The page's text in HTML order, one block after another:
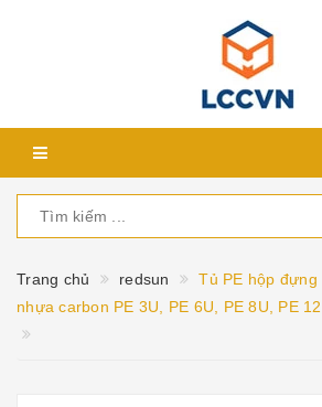
Trang chủ redsun
Tủ PE hộp
nhựa carbon PE 3U, PE 6U, PE 8U, PE